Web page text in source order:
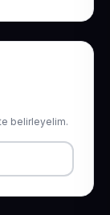
belirleyelim.